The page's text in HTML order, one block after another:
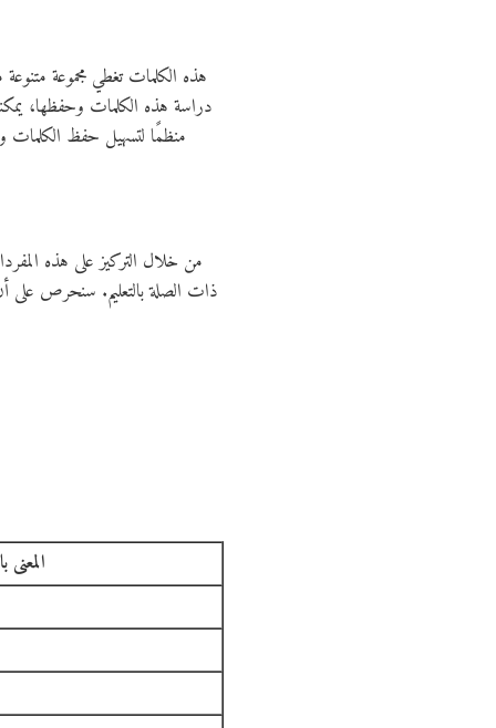
هذه الكلمات تغطي مجموعة
دراسة هذه الكلمات وحفظها،
منظمًا لتسهيل حفظ الكلمات
من خلال التركيز على هذه
ذات الصلة بالتعليم. سنحرص على
المعنى